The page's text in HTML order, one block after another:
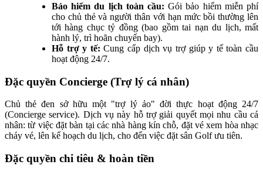
Bảo hiểm du lịch toàn cầu: Gói bảo hiểm miễn phí
cho chủ thẻ và người thân với hạn mức bồi thường lên
tới hàng chục tỷ đồng (bao gồm tai nạn du lịch, mất
hành lý, trì hoãn chuyến bay).
Hỗ trợ y tế:Cung cấp dịch vụ trợ giúp y tế toàn cầu
hoạt động 24/7.
Đặc quyền Concierge (Trợ lý cá nhân)
Chủ thẻ đen sở hữu một "trợ lý ảo" đời thực hoạt động 24/7
(Concierge service). Dịch vụ này hỗ trợ giải quyết mọi nhu cầu cá
nhân: từ việc đặt bàn tại các nhà hàng kín chỗ, đặt vé xem hòa nhạc
cháy vé, lên kế hoạch du lịch, cho đến việc đặt sân Golf ưu tiên.
Đặc quyền chi tiêu & hoàn tiền